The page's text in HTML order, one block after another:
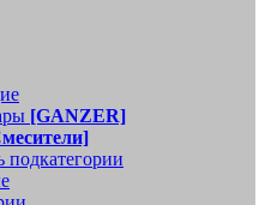
[GANZER]
подкатегории